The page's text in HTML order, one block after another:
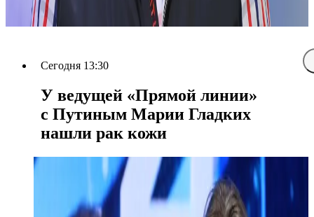
Сегодня 13:30
У ведущей «Прямой линии»
с Путиным Марии Гладких
нашли рак кожи